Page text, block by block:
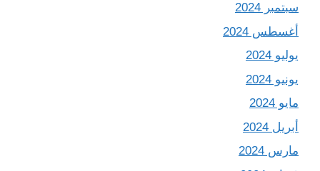
سبتمبر 2024
أغسطس 2024
يوليو 2024
يونيو 2024
مايو 2024
أبريل 2024
مارس 2024